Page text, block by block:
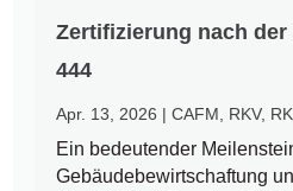
Zertifizierung nach der
444
Apr. 13, 2026 |CAFM RKV,
Ein bedeutender
Gebäudebewirtschaftung